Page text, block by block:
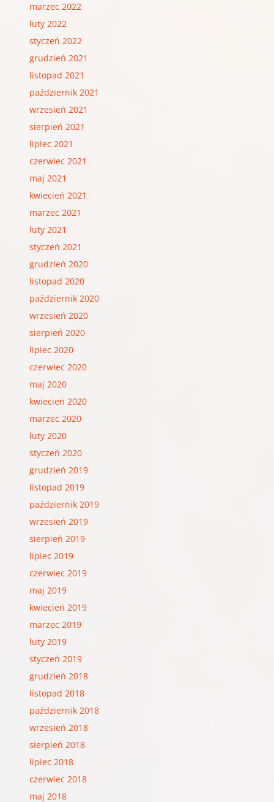
marzec 2022
luty 2022
styczeń 2022
grudzień 2021
listopad 2021
październik 2021
wrzesień 2021
sierpień 2021
lipiec 2021
czerwiec 2021
maj 2021
kwiecień 2021
marzec 2021
luty 2021
styczeń 2021
grudzień 2020
listopad 2020
październik 2020
wrzesień 2020
sierpień 2020
lipiec 2020
czerwiec 2020
maj 2020
kwiecień 2020
marzec 2020
luty 2020
styczeń 2020
grudzień 2019
listopad 2019
październik 2019
wrzesień 2019
sierpień 2019
lipiec 2019
czerwiec 2019
maj 2019
kwiecień 2019
marzec 2019
luty 2019
styczeń 2019
grudzień 2018
listopad 2018
październik 2018
wrzesień 2018
sierpień 2018
lipiec 2018
czerwiec 2018
maj 2018